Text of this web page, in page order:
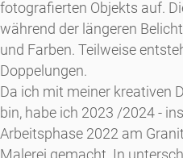
fotografierten Objekts auf.
während der längeren
und Farben. Teilweise
Doppelungen.
Da ich mit meiner kreativen
bin, habe ich 2023 /2024 -
Arbeitsphase 2022 am
Malerei gemacht. In